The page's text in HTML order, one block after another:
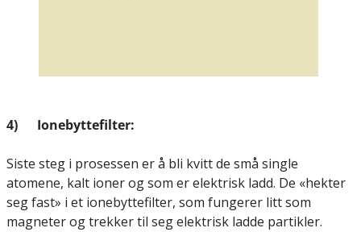
4) Ionebyttefilter:
Siste steg i prosessen er å bli kvitt de små single
atomene, kalt ioner og som er elektrisk ladd. De «hekter
seg fast» i et ionebyttefilter, som fungerer litt som
magneter og trekker til seg elektrisk ladde partikler.